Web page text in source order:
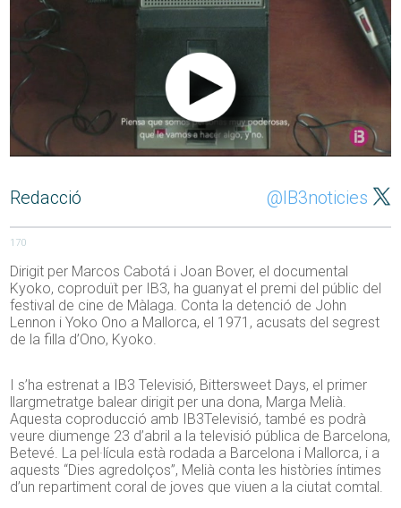
Redacció @IB3noticies
170
Dirigit per Marcos Cabotá i Joan Bover, el documental
Kyoko, coproduït per IB3, ha guanyat el premi del públic del
festival de cine de Màlaga. Conta la detenció de John
Lennon i Yoko Ono a Mallorca, el 1971, acusats del segrest
de la filla d’Ono, Kyoko.
I s’ha estrenat a IB3 Televisió, Bittersweet Days, el primer
llargmetratge balear dirigit per una dona, Marga Melià.
Aquesta coproducció amb IB3Televisió, també es podrà
veure diumenge 23 d’abril a la televisió pública de Barcelona,
Betevé. La pel·lícula està rodada a Barcelona i Mallorca, i a
aquests “Dies agredolços”, Melià conta les històries íntimes
d’un repartiment coral de joves que viuen a la ciutat comtal.